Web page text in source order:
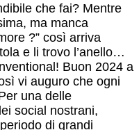
che fai? Mentre
ma manca
?” così arriva
e li trovo l’anello…
Buon 2024 a
vi auguro che ogni
una delle
social nostrani,
di grandi